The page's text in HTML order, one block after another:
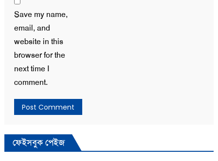
Save my name,
email, and
website in this
browser for the
next time I
comment.
ফেইসবুক পেইজ